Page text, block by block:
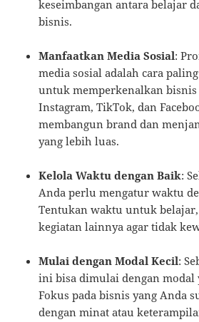
keseimbangan antara belajar
bisnis.
Manfaatkan Media Sosial:
media sosial adalah cara
untuk memperkenalkan bisnis
Instagram, TikTok, dan
membangun brand dan
yang lebih luas.
Kelola Waktu dengan Baik:
Anda perlu mengatur waktu
Tentukan waktu untuk
kegiatan lainnya agar tidak
Mulai dengan Modal Kecil:
ini bisa dimulai dengan modal
Fokus pada bisnis yang Anda
dengan minat atau